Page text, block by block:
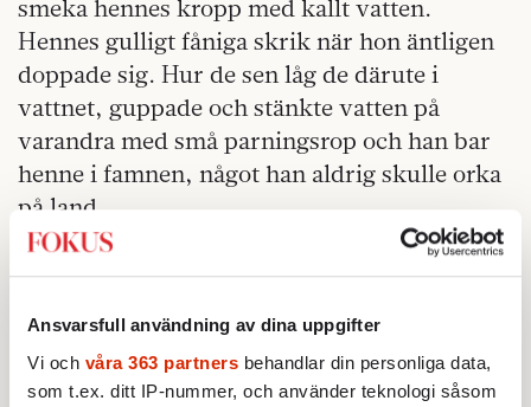
Ansvarsfull användning av dina uppgifter
Vi och våra 363 partners behandlar din personliga data,
som t.ex. ditt IP-nummer, och använder teknologi såsom
smeka hennes kropp med kallt vatten.
Hennes gulligt fåniga skrik när hon äntligen
doppade sig. Hur de sen låg de därute i
vattnet, guppade och stänkte vatten på
varandra med små parningsrop och han bar
henne i famnen, något han aldrig skulle orka
på land.
Flugan ger sig inte. Surr. Surr. Jag har inte
Orörligt vänta. Det är som att natta barn,
man ska inte ha för bråttom, då får man bara
börja om.